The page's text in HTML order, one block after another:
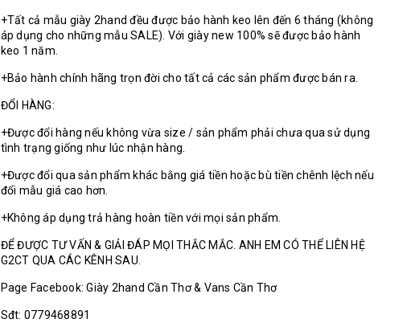
+Tất cả mẫu giày 2hand đều được bảo hành keo lên đến 6 tháng (không
áp dụng cho những mẫu SALE). Với giày new 100% sẽ được bảo hành
keo 1 năm.
+Bảo hành chính hãng trọn đời cho tất cả các sản phẩm được bán ra.
ĐỔI HÀNG:
+Được đổi hàng nếu không vừa size / sản phẩm phải chưa qua sử dụng
tình trạng giống như lúc nhận hàng.
+Được đổi qua sản phẩm khác bằng giá tiền hoặc bù tiền chênh lệch nếu
đổi mẫu giá cao hơn.
+Không áp dụng trả hàng hoàn tiền với mọi sản phẩm.
ĐỂ ĐƯỢC TƯ VẤN & GIẢI ĐÁP MỌI THẮC MẮC. ANH EM CÓ THỂ LIÊN HỆ
G2CT QUA CÁC KÊNH SAU.
Page Facebook: Giày 2hand Cần Thơ & Vans Cần Thơ
Sđt: 0779468891